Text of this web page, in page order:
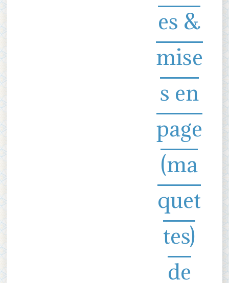
es &
mise
s en
page
(ma
quet
tes)
de